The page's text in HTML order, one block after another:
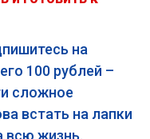
на
100 рублей –
сложное
встать на лапки
всю жизнь.